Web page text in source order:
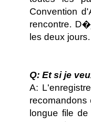
Convention
rencontre.
les deux jours.
Q: Et si je
A:
longue file